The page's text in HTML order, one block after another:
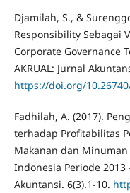
Djamilah, S., &
Responsibility Sebagai
Corporate Governance
AKRUAL: Jurnal
https://doi.org/
Fadhilah, A. (2017).
terhadap Profitabilitas
Makanan dan
Indonesia Periode 2013
Akuntansi. 6(3).1-10.